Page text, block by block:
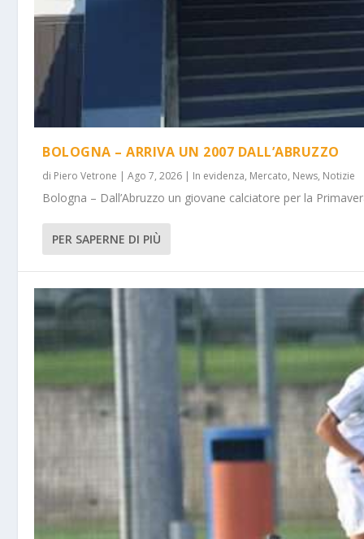
BOLOGNA – ARRIVA UN 2007 DALL’ABRUZZO
di Piero Vetrone |Ago 7, 2026 | In evidenza, Mercato, News, Notizie
Bologna – Dall’Abruzzo un giovane calciatore per la
PER SAPERNE DI PIÙ